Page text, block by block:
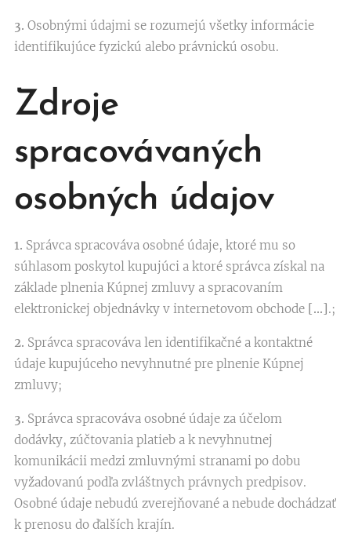
3. Osobnými údajmi se rozumejú všetky informácie
identifikujúce fyzickú alebo právnickú osobu.
Zdroje
spracovávaných
osobných údajov
1. Správca spracováva osobné údaje, ktoré mu so
súhlasom poskytol kupujúci a ktoré správca získal na
základe plnenia Kúpnej zmluvy a spracovaním
elektronickej objednávky v internetovom obchode […].;
2. Správca spracováva len identifikačné a kontaktné
údaje kupujúceho nevyhnutné pre plnenie Kúpnej
zmluvy;
3. Správca spracováva osobné údaje za účelom
dodávky, zúčtovania platieb a k nevyhnutnej
komunikácii medzi zmluvnými stranami po dobu
vyžadovanú podľa zvláštnych právnych predpisov.
Osobné údaje nebudú zverejňované a nebude dochádzať
k prenosu do ďalších krajín.